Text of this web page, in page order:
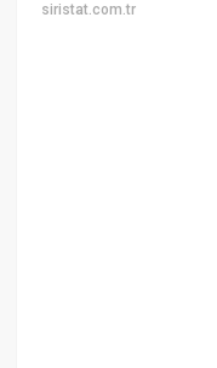
siristat.com.tr